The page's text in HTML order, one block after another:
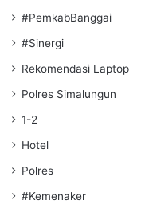
#PemkabBanggai
#Sinergi
Rekomendasi Laptop
Polres Simalungun
1-2
Hotel
Polres
#Kemenaker